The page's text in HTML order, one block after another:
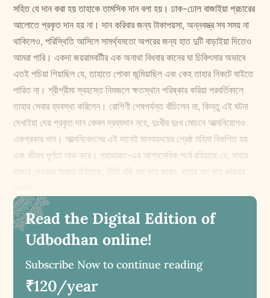
সহিত যে দান করা হয় তাহাকে তামসিক দান বলা হয়। ঢাক-ঢোল বাজাইয়া প্রচারের
আলোতে প্রকৃত দান হয় না। দান করিবার জন্য টাকাপয়সা, অন্নবস্ত্র সব সময় না
থাকিলেও, পরিস্থিতি আসিলে সামর্থ্যমতো অপরের জন্য হাত দুটি বাড়াইয়া দিতেও
আমরা পারি। একদা জয়রামবাটীর এক অনাথা বিধবার কানের ঘা চিকিৎসার অভাবে
এতই পচিয়া গিয়াছিল যে, তাহাতে পোকা জন্মিয়াছিল এবং কেহ তাহার নিকটে যাইতে
পারিত না। শ্রীশ্রীমা স্বহস্তে নিমজলে ক্ষতস্থান পরিষ্কার করিয়া পরবর্তিকালে
তাহার সেবার ব্যবস্থা করিলেন। রোগিণী শেষপর্যন্ত বাঁচিলেন না, কিন্তু এই ঘটনা
দেখাইয়া দেয় প্রকৃত দান কেবল দ্রব্যদান নহে, দুঃখীর দুঃখ মোচনে আত্মনিয়োগও
একপ্রকার দান। আত্মনিবেদনের এই দানেই মানবহৃদয়ের শ্রেষ্ঠ মহিমা বিকশিত হয়
এবং জীবন পূর্ণতা লাভ করে। মহাভারত-এর আশ্বমেধিক পর্বে রহিয়াছে যে, যাহার
হাজার দেওয়ার ক্ষমতা রহিয়াছে, তিনি যদি শত দান করেন, যাহার শত দান করিবার
Read the Digital Edition of
Udbodhan online!
Subscribe Now to continue reading
₹120/year